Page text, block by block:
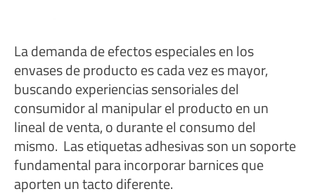
La demanda de efectos especiales en los
envases de producto es cada vez es mayor,
buscando experiencias sensoriales del
consumidor al manipular el producto en un
lineal de venta, o durante el consumo del
mismo. Las etiquetas adhesivas son un soporte
fundamental para incorporar barnices que
aporten un tacto diferente.